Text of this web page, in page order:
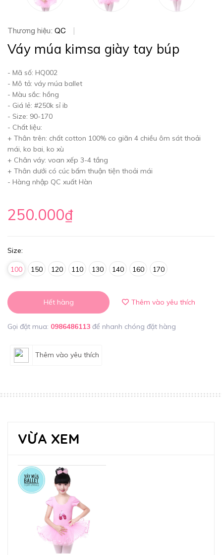
Thương hiệu: QC
Váy múa kimsa giày tay búp
- Mã số: HQ002
- Mô tả: váy múa ballet
- Màu sắc: hồng
- Giá lẻ: #250k sỉ ib
- Size: 90-170
- Chất liệu:
+ Thân trên: chất cotton 100% co giãn 4 chiều ôm sát thoải
mái, ko bai, ko xù
+ Chân váy: voan xếp 3-4 tầng
+ Thân dưới có cúc bấm thuận tiện thoải mái
- Hàng nhập QC xuất Hàn
250.000₫
Size:
100 150 120 110 130 140 160 170
Hết hàng Thêm vào yêu thích
Gọi đặt mua: 0986486113 để nhanh chóng đặt hàng
Thêm vào yêu thích
VỪA XEM